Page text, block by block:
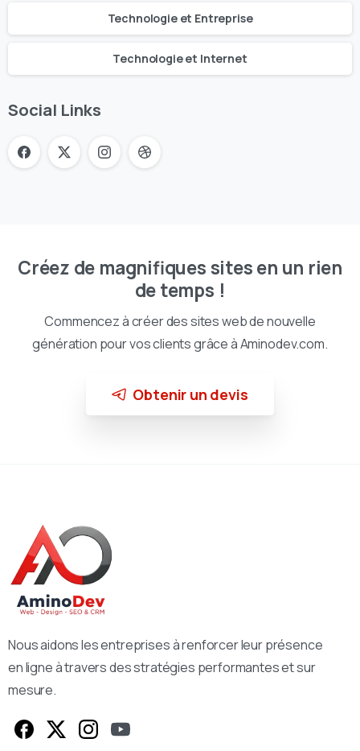
Technologie et Entreprise
Technologie et Internet
Social Links
Créez de magnifiques sites en un rien
de temps !
Commencez à créer des sites web de nouvelle
génération pour vos clients grâce à Aminodev.com.
Obtenir un devis
Nous aidons les entreprises à renforcer leur présence
en ligne à travers des stratégies performantes et sur
mesure.